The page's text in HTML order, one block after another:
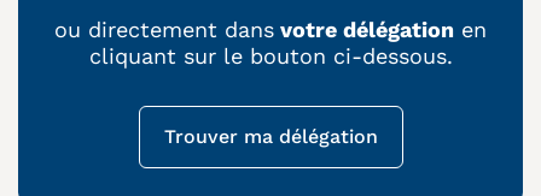
ou directement dans votre délégation en
cliquant sur le bouton ci-dessous.
Trouver ma délégation